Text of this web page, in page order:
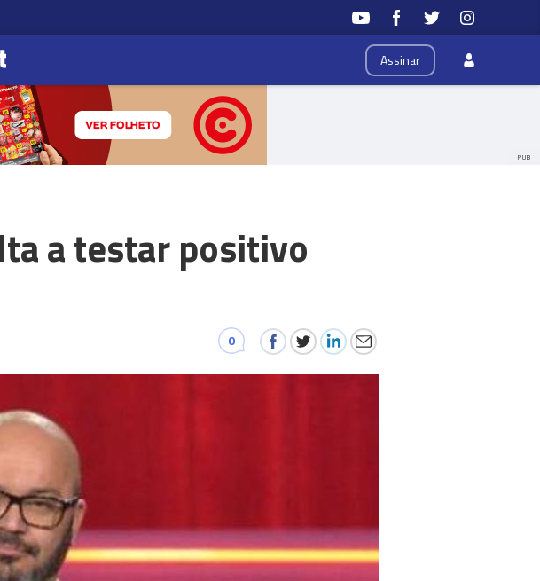
Assinar
PUB
a testar positivo
0